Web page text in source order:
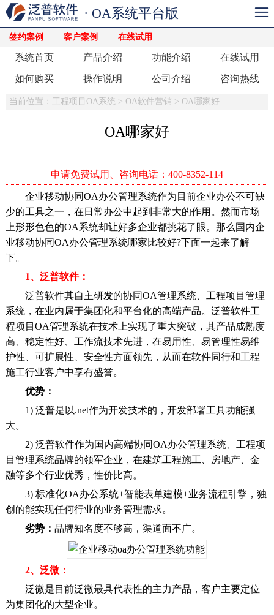
签约案例 客户案例 在线试用
· OA系统平台版
系统首页 产品介绍 功能介绍 在线试用
如何购买 操作说明 公司介绍 咨询热线
当前位置： 工程项目OA系统 > OA软件营销 > OA哪家好
OA哪家好
申请免费试用、咨询电话：400-8352-114
企业移动协同OA办公管理系统作为目前企业办公不可缺
少的工具之一，在日常办公中起到非常大的作用。然而市场
上形形色色的OA系统却让好多企业都挑花了眼。那么国内企
业移动协同OA办公管理系统哪家比较好?下面一起来了解
下。
1、泛普软件：
泛普软件其自主研发的协同OA管理系统、工程项目管理
系统，在业内属于集团化和平台化的高端产品。泛普软件工
程项目OA管理系统在技术上实现了重大突破，其产品成熟度
高、稳定性好、工作流技术先进，在易用性、易管理性易维
护性、可扩展性、安全性方面领先，从而在软件同行和工程
施工行业客户中享有盛誉。
优势：
1) 泛普是以.net作为开发技术的，开发部署工具功能强
大。
2) 泛普软件作为国内高端协同OA办公管理系统、工程项
目管理系统品牌的领军企业，在建筑工程施工、房地产、金
融等多个行业优秀，性价比高。
3) 标准化OA办公系统+智能表单建模+业务流程引擎，独
创的能实现任何行业的业务管理需求。
劣势： 品牌知名度不够高，渠道面不广。
2、泛微：
泛微是目前泛微最具代表性的主力产品，客户主要定位
为集团化的大型企业。